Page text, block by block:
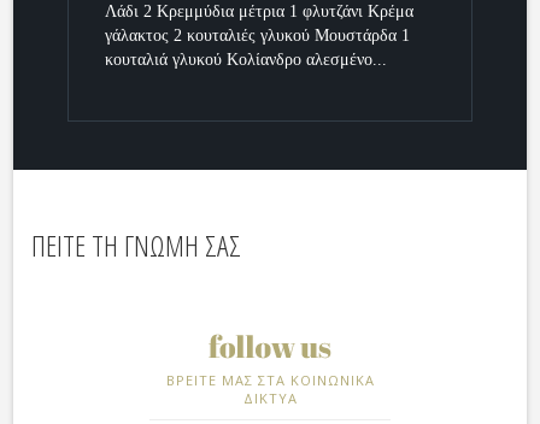
Λάδι 2 Κρεμμύδια μέτρια 1 φλυτζάνι Κρέμα
γάλακτος 2 κουταλιές γλυκού Μουστάρδα 1
κουταλιά γλυκού Κολίανδρο αλεσμένο...
ΠΕΙΤΕ ΤΗ ΓΝΩΜΗ ΣΑΣ
ΒΡΕΙΤΕ ΜΑΣ ΣΤΑ ΚΟΙΝΩΝΙΚΑ
ΔΙΚΤΥΑ